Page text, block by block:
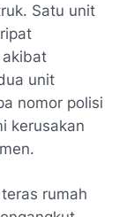
Satu unit
akibat
unit
nomor polisi
kerusakan
rumah